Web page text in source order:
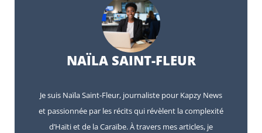
NAÏLA SAINT-FLEUR
Je suis Naïla Saint-Fleur, journaliste pour Kapzy News
et passionnée par les récits qui révèlent la complexité
d’Haïti et de la Caraïbe. À travers mes articles, je